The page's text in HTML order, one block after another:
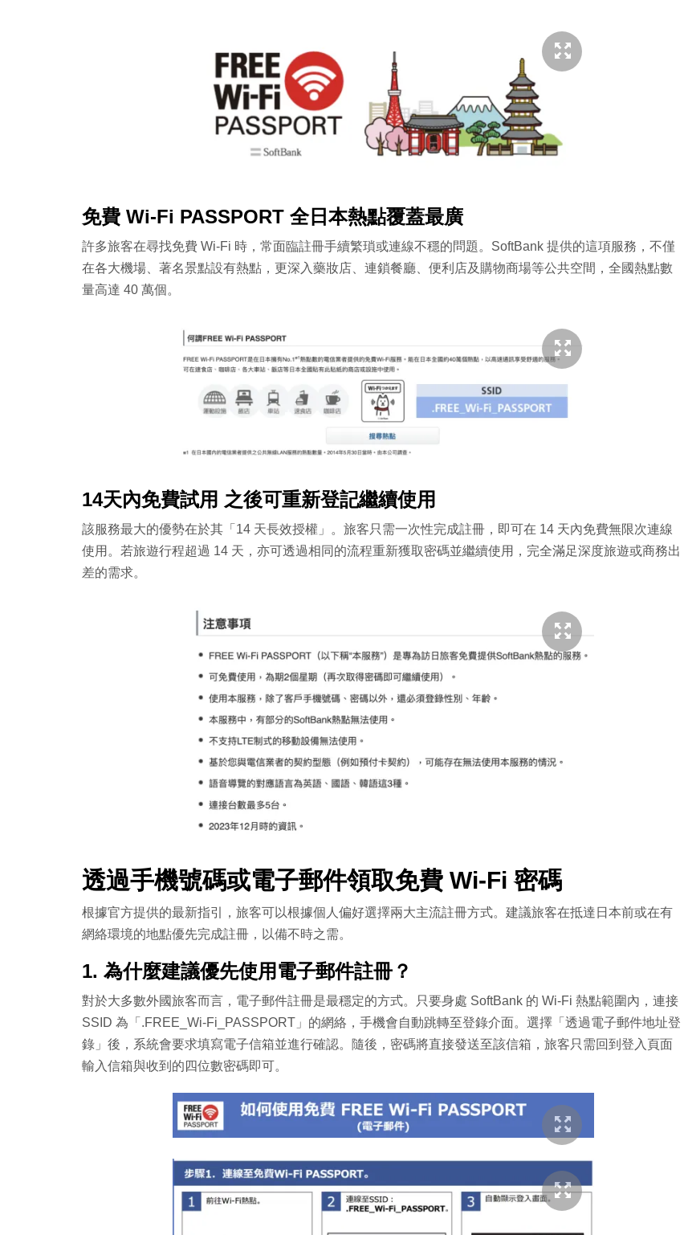
免費 Wi-Fi PASSPORT 全日本熱點覆蓋最廣
許多旅客在尋找免費 Wi-Fi 時，常面臨註冊手續繁瑣或連線不穩的問題。SoftBank 提供的這項服務，不僅
在各大機場、著名景點設有熱點，更深入藥妝店、連鎖餐廳、便利店及購物商場等公共空間，全國熱點數
量高達 40 萬個。
14天內免費試用 之後可重新登記繼續使用
該服務最大的優勢在於其「14 天長效授權」。旅客只需一次性完成註冊，即可在 14 天內免費無限次連線
使用。若旅遊行程超過 14 天，亦可透過相同的流程重新獲取密碼並繼續使用，完全滿足深度旅遊或商務出
差的需求。
透過手機號碼或電子郵件領取免費 Wi-Fi 密碼
根據官方提供的最新指引，旅客可以根據個人偏好選擇兩大主流註冊方式。建議旅客在抵達日本前或在有
網絡環境的地點優先完成註冊，以備不時之需。
1. 為什麼建議優先使用電子郵件註冊？
對於大多數外國旅客而言，電子郵件註冊是最穩定的方式。只要身處 SoftBank 的 Wi-Fi 熱點範圍內，連接
SSID 為「.FREE_Wi-Fi_PASSPORT」的網絡，手機會自動跳轉至登錄介面。選擇「透過電子郵件地址登
錄」後，系統會要求填寫電子信箱並進行確認。隨後，密碼將直接發送至該信箱，旅客只需回到登入頁面
輸入信箱與收到的四位數密碼即可。